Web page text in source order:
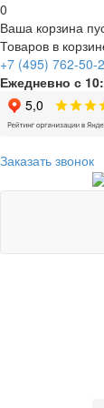
0
Ваша корзина
Товаров в
+7 (495) 762-50-
Ежедневно с
Заказать звонок